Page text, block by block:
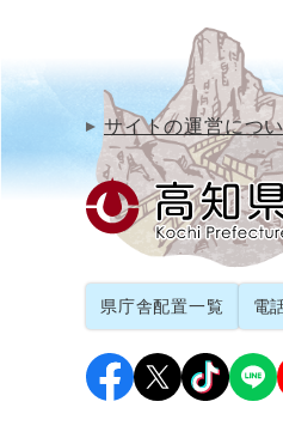
サイトの運営につ
県庁舎配置一覧 電